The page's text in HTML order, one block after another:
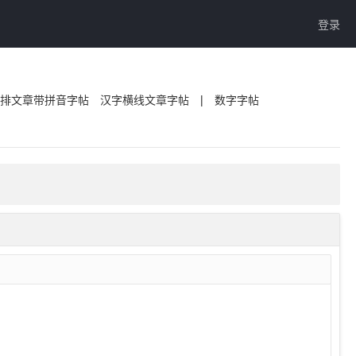
登录
文章带拼音字帖 汉字横线文章字帖 | 数字字帖